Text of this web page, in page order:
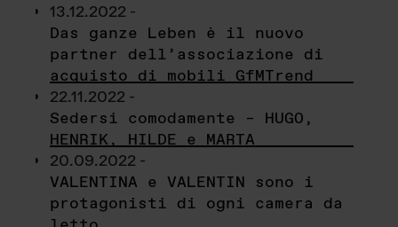
13.12.2022 -
Das ganze Leben è il nuovo
partner dell’associazione di
acquisto di mobili GfMTrend
22.11.2022 -
Sedersi comodamente – HUGO,
HENRIK, HILDE e MARTA
20.09.2022 -
VALENTINA e VALENTIN sono i
protagonisti di ogni camera da